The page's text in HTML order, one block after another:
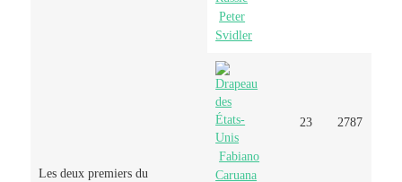
Peter
Svidler
Les deux premiers du
Fabiano
Caruana
23 2787